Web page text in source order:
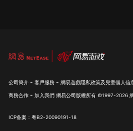
公司簡介 - 客戶服務 - 網易遊戲隱私政策及兒童個人信
商務合作 - 加入我們 網易公司版權所有 ©1997-2026
ICP备案：粤B2-20090191-18